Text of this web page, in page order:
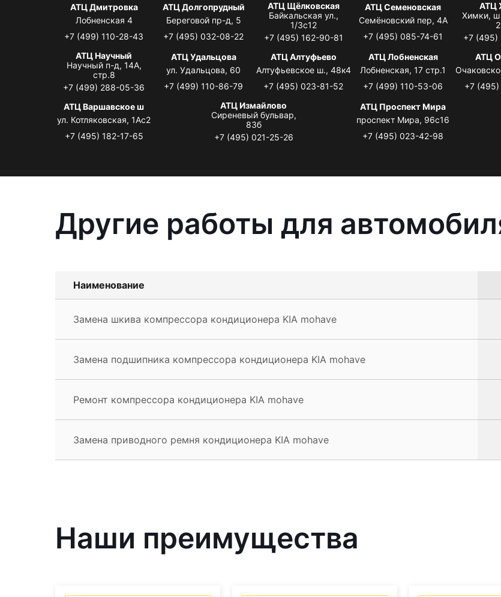
АТЦ Дмитровка
Лобненская 4
+7 (499) 110-28-43
АТЦ Долгопрудный
Береговой пр-д, 5
+7 (495) 032-08-22
АТЦ Щёлковская
Байкальская ул.,
1/3с12
+7 (495) 162-90-81
АТЦ Семеновская
Семёновский пер, 4А
+7 (495) 085-74-61
АТЦ
Химки, ш
+7 (495)
АТЦ Научный
Научный п-д, 14А,
стр.8
+7 (499) 288-05-36
АТЦ Удальцова
ул. Удальцова, 60
+7 (499) 110-86-79
АТЦ Алтуфьево
Алтуфьевское ш., 48к4
+7 (495) 023-81-52
АТЦ Лобненская
Лобненская, 17 стр.1
+7 (499) 110-53-06
АТЦ
+7 (495)
АТЦ Варшавское ш
ул. Котляковская, 1Ас2
+7 (495) 182-17-65
АТЦ Измайлово
Сиреневый бульвар,
83б
+7 (495) 021-25-26
АТЦ Проспект Мира
проспект Мира, 96с16
+7 (495) 023-42-98
Другие работы для
Наименование
Замена шкива компрессора кондиционера KIA mohave
Замена подшипника компрессора кондиционера KIA mohave
Ремонт компрессора кондиционера KIA mohave
Замена приводного ремня кондиционера KIA mohave
Наши преимущества